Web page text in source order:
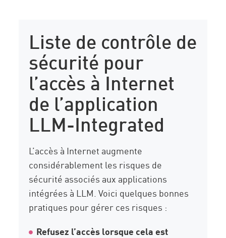
Liste de contrôle de
sécurité pour
l’accès à Internet
de l’application
LLM-Integrated
L’accès à Internet augmente
considérablement les risques de
sécurité associés aux applications
intégrées à LLM. Voici quelques bonnes
pratiques pour gérer ces risques :
Refusez l’accès lorsque cela est